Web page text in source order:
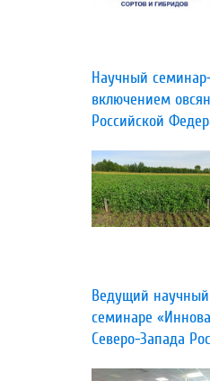
Научный
включением
Российской
​Ведущий научный
семинаре
Северо-Запада